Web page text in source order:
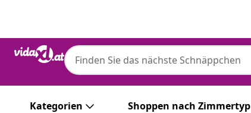
Kategorien Shoppen nach Zimmertyp